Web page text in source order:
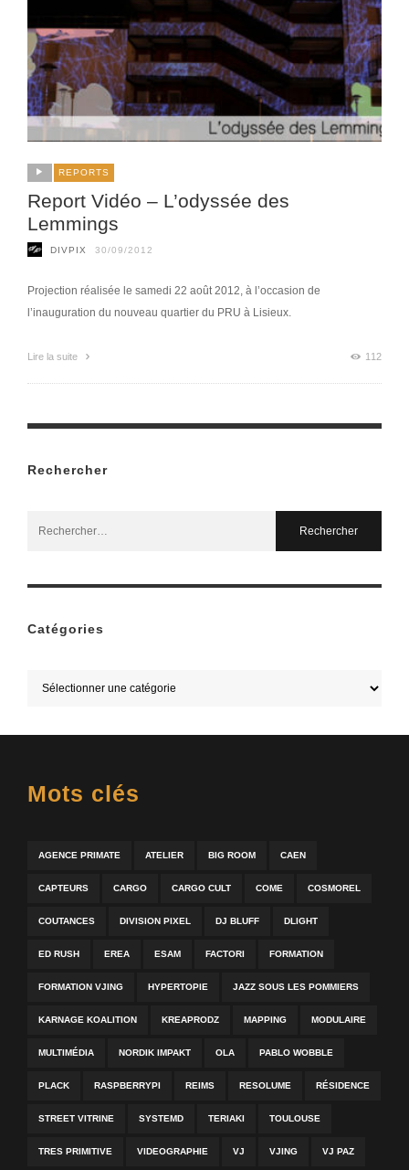
REPORTS
Report Vidéo – L’odyssée des
Lemmings
DIVPIX 30/09/2012
Projection réalisée le samedi 22 août 2012, à l’occasion de
l’inauguration du nouveau quartier du PRU à Lisieux.
Lire la suite 112
Rechercher
Catégories
Mots clés
AGENCE PRIMATE ATELIER BIG ROOM CAEN
CAPTEURS CARGO CARGO CULT COME COSMOREL
COUTANCES DIVISION PIXEL DJ BLUFF DLIGHT
ED RUSH EREA ESAM FACTORI FORMATION
FORMATION VJING HYPERTOPIE JAZZ SOUS LES POMMIERS
KARNAGE KOALITION KREAPRODZ MAPPING MODULAIRE
MULTIMÉDIA NORDIK IMPAKT OLA PABLO WOBBLE
PLACK RASPBERRYPI REIMS RESOLUME RÉSIDENCE
STREET VITRINE SYSTEMD TERIAKI TOULOUSE
TRES PRIMITIVE VIDEOGRAPHIE VJ VJING VJ PAZ